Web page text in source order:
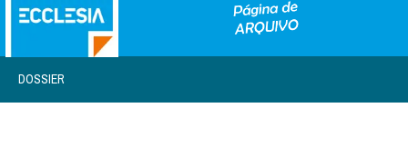
DOSSIER